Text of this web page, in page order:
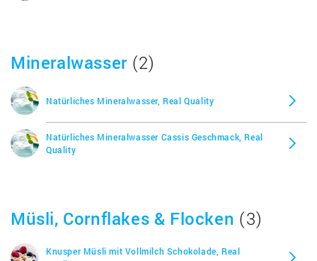
Mineralwasser (2)
Natürliches Mineralwasser, Real Quality
Natürliches Mineralwasser Cassis Geschmack, Real
Quality
Müsli, Cornflakes & Flocken (3)
Knusper Müsli mit Vollmilch Schokolade, Real